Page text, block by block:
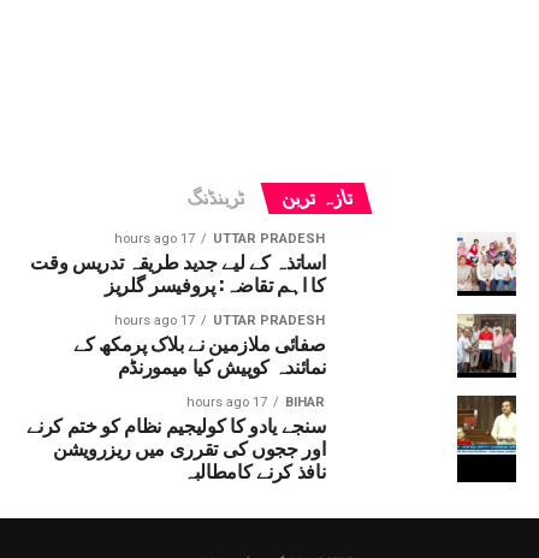
تازہ ترین ٹرینڈنگ
UTTAR PRADESH
17 hours ago
اساتذہ کے لیے جدید طریقہ تدریس وقت
کا اہم تقاضہ: پروفیسر گلریز
UTTAR PRADESH
17 hours ago
صفائی ملازمین نے بلاک پرمکھ کے
نمائندہ کوپیش کیا میمورنڈم
BIHAR
17 hours ago
سنجے یادو کا کولیجیم نظام کو ختم کرنے
اور ججوں کی تقرری میں ریزرویشن
نافذ کرنے کامطالبہ